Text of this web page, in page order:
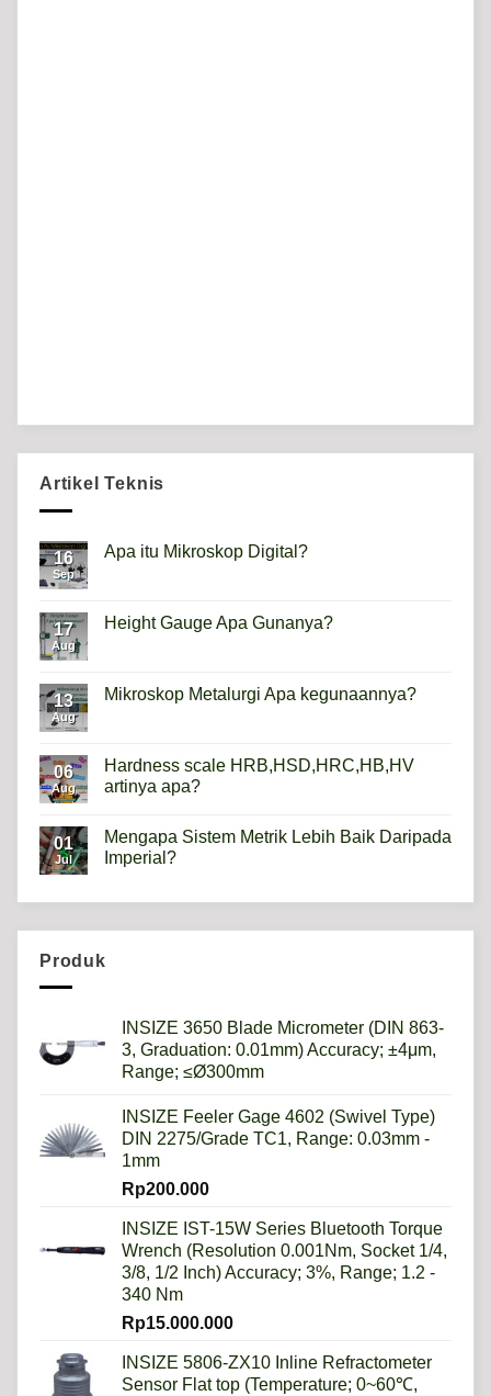
Artikel Teknis
16
Sep
Apa itu Mikroskop Digital?
Apa
itu
17
Aug
Height Gauge Apa Gunanya?
Height
Gauge
13
Aug
Mikroskop Metalurgi Apa kegunaannya?
Mikroskop
Metalurgi
Apa
06
Aug
Hardness scale HRB,HSD,HRC,HB,HV
artinya apa?
on
Hardness
scale
01
Jul
Mengapa Sistem Metrik Lebih Baik Daripada
Imperial?
Lebih
Produk
INSIZE 3650 Blade Micrometer (DIN 863-
3, Graduation: 0.01mm) Accuracy; ±4μm,
Range; ≤Ø300mm
INSIZE Feeler Gage 4602 (Swivel Type)
DIN 2275/Grade TC1, Range: 0.03mm -
1mm
Rp200.000
INSIZE IST-15W Series Bluetooth Torque
Wrench (Resolution 0.001Nm, Socket 1/4,
3/8, 1/2 Inch) Accuracy; 3%, Range; 1.2 -
340 Nm
Rp15.000.000
INSIZE 5806-ZX10 Inline Refractometer
Sensor Flat top (Temperature; 0~60℃,